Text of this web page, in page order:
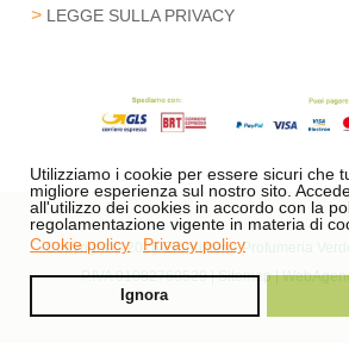
Utilizziamo i cookie per essere sicuri che
migliore esperienza sul nostro sito.
all'utilizzo dei cookies in accordo con la
regolamentazione vigente in materia di
Cookie policy
Privacy policy
Ignora
LEGGE SULLA PRIVACY
Copyright © 2026 Erboristeria Profumeria
P.IVA 01082760529 |Sitemap|